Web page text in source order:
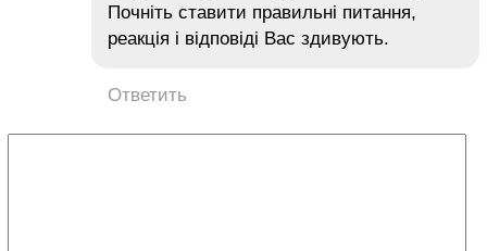
Почніть ставити правильні питання,
реакція і відповіді Вас здивують.
Ответить